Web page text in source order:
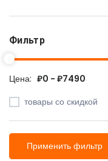
Фильтр
Цена: ₽0 - ₽7490
товары со скидкой
Применить фильтр